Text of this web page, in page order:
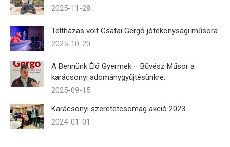
2025-11-28
Teltházas volt Csatai Gergő jótékonysági műsora
2025-10-20
A Bennünk Élő Gyermek – Bűvész Műsor a
karácsonyi adománygyűjtésünkre.
2025-09-15
Karácsonyi szeretetcsomag akció 2023
2024-01-01